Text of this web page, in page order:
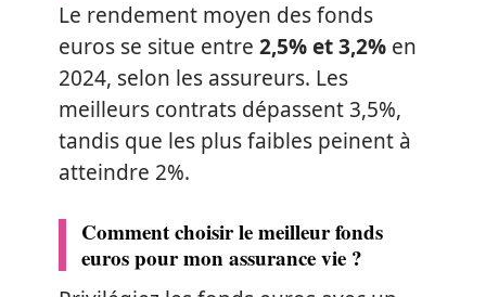
Le rendement moyen des fonds
euros se situe entre 2,5% et 3,2% en
2024, selon les assureurs. Les
meilleurs contrats dépassent 3,5%,
tandis que les plus faibles peinent à
atteindre 2%.
Comment choisir le meilleur fonds
euros pour mon assurance vie ?